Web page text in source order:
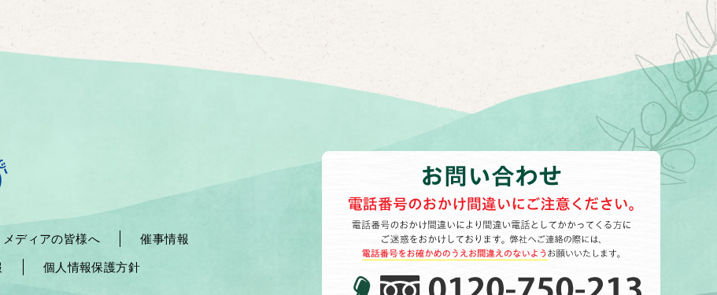
メディアの皆様へ
催事情報
個人情報保護方針